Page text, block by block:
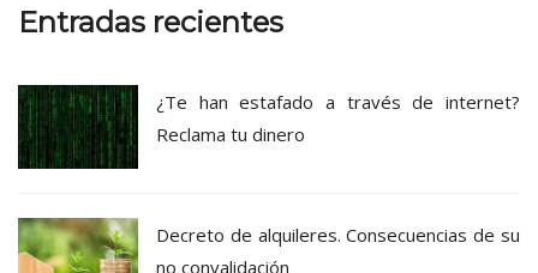
Entradas recientes
¿Te han estafado a través de internet?
Reclama tu dinero
Decreto de alquileres. Consecuencias de su
no convalidación